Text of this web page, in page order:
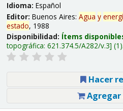
Idioma: Español
Editor: Buenos Aires: Agua y
estado, 1988
Disponibilidad: Ítems
topográfica: 621.374.5/A282/v.3 (1).
Hacer